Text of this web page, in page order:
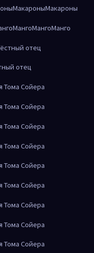
МакароныМакароны
МангоМангоМанго
отец
отец
Тома Сойера
Тома Сойера
Тома Сойера
Тома Сойера
Тома Сойера
Тома Сойера
Тома Сойера
Тома Сойера
Тома Сойера